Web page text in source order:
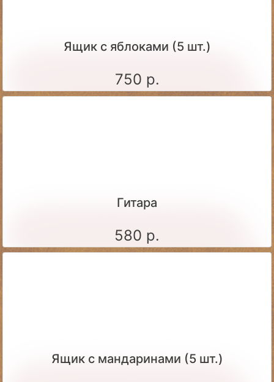
Ящик c яблоками (5 шт.)
750 р.
Гитара
580 р.
Ящик c мандаринами (5 шт.)